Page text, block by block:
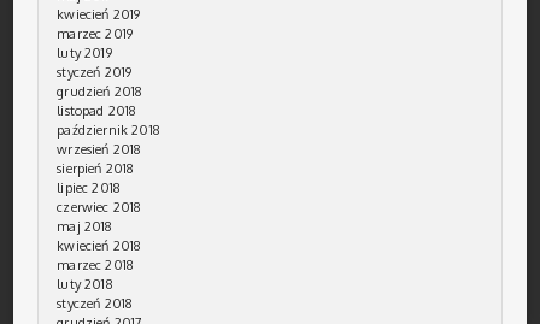
kwiecień 2019
marzec 2019
luty 2019
styczeń 2019
grudzień 2018
listopad 2018
październik 2018
wrzesień 2018
sierpień 2018
lipiec 2018
czerwiec 2018
maj 2018
kwiecień 2018
marzec 2018
luty 2018
styczeń 2018